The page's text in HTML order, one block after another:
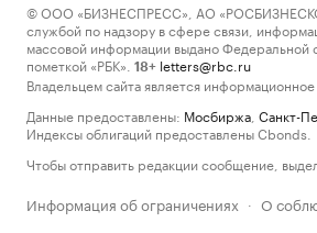
© ООО «БИЗНЕСПРЕСС», АО
службой по надзору в сфере связи,
массовой информации выдано
пометкой «РБК».
18+ letters@rbc.ru
Владельцем сайта является информационное
Данные предоставлены: Мосбиржа Санкт-
Индексы облигаций предоставлены Cbonds.
Чтобы отправить редакции сообщение,
Информация об ограничениях · О